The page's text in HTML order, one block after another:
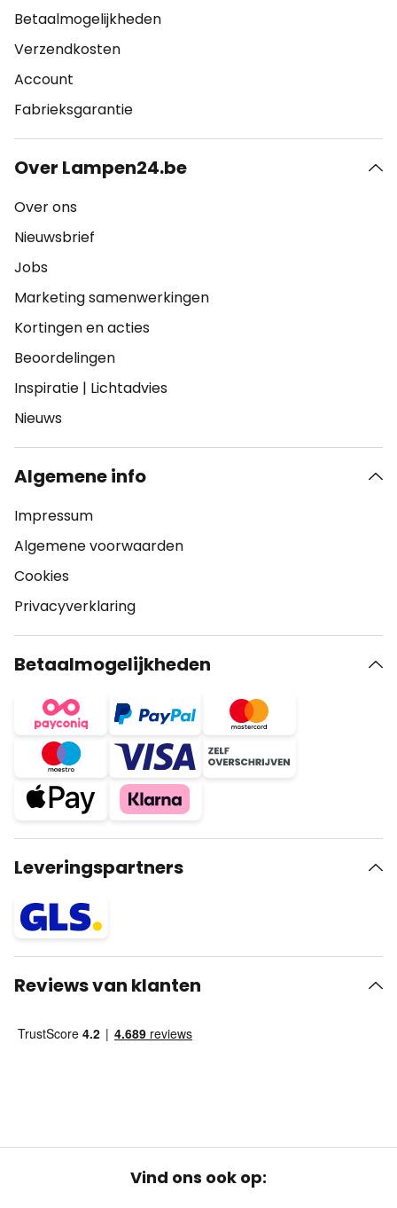
Betaalmogelijkheden
Verzendkosten
Account
Fabrieksgarantie
Over Lampen24.be
Over ons
Nieuwsbrief
Jobs
Marketing samenwerkingen
Kortingen en acties
Beoordelingen
Inspiratie | Lichtadvies
Nieuws
Algemene info
Impressum
Algemene voorwaarden
Cookies
Privacyverklaring
Betaalmogelijkheden
Leveringspartners
Reviews van klanten
Vind ons ook op: